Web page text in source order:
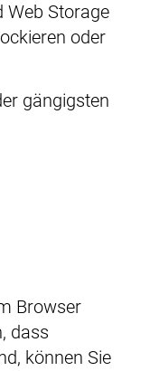
Web Storage
oder
gängigsten
Browser
dass
können Sie